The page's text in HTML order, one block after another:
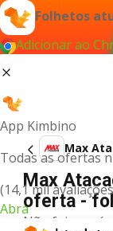
Folhetos
Adicionar ao
App Kimbino
Todas as ofertas
(14,1 mil
Abra
Max
Max
oferta -
Não foi